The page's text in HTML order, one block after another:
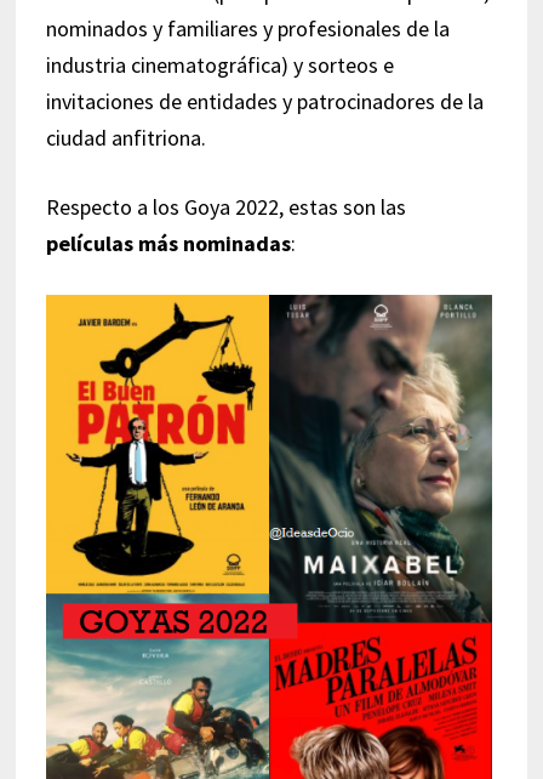
nominados y familiares y profesionales de la
industria cinematográfica) y sorteos e
invitaciones de entidades y patrocinadores de la
ciudad anfitriona.
Respecto a los Goya 2022, estas son las
películas más nominadas: